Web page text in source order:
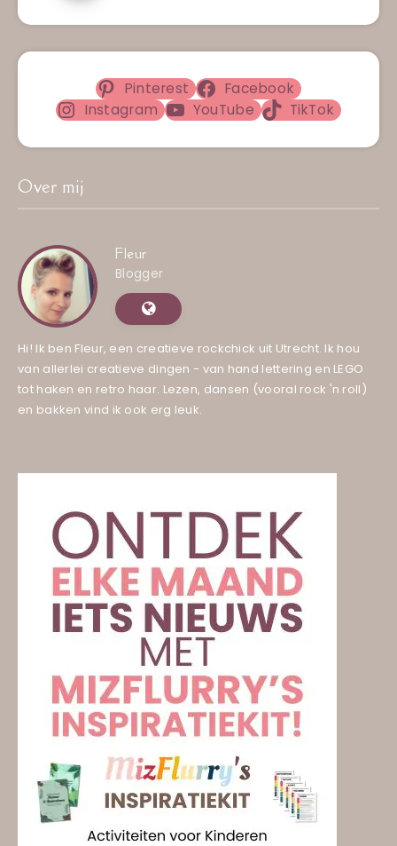
Pinterest
Facebook
Instagram
YouTube TikTok
Over mij
Fleur
Blogger
Hi! Ik ben Fleur, een creatieve rockchick uit Utrecht. Ik hou
van allerlei creatieve dingen - van hand lettering en LEGO
tot haken en retro haar. Lezen, dansen (vooral rock 'n roll)
en bakken vind ik ook erg leuk.